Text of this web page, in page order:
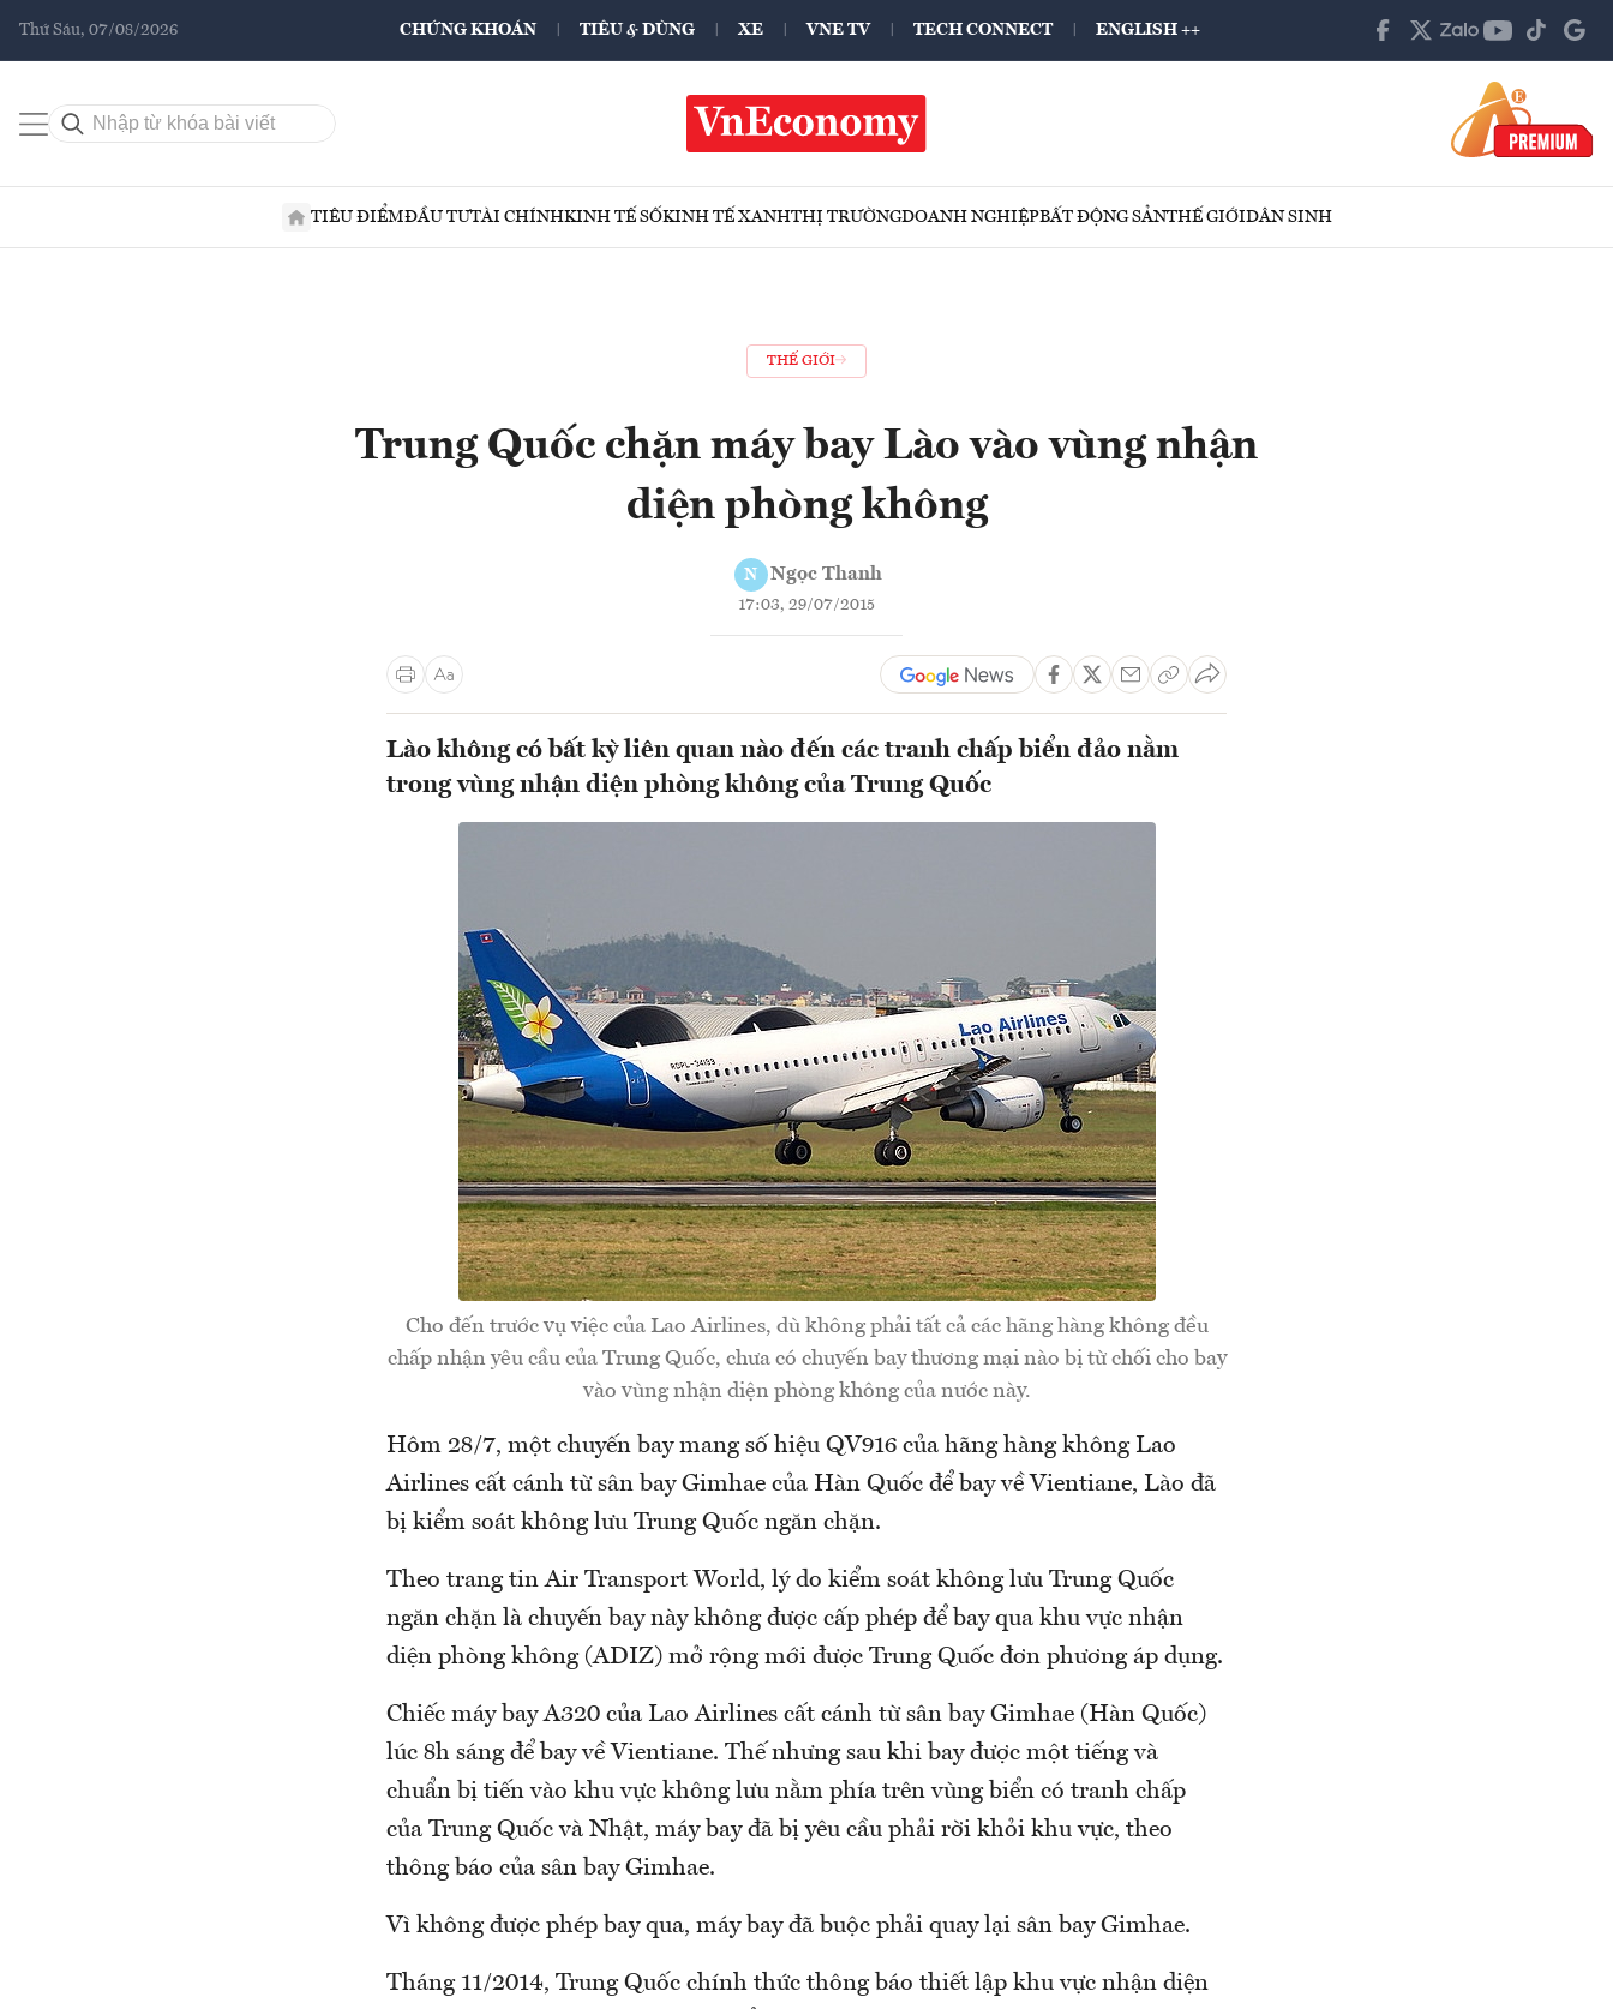
Thứ Sáu, 07/08/2026 CHỨNG KHOÁN TIÊU & DÙNG XE VNE TV TECH CONNECT ENGLISH ++
TIÊU ĐIỂMĐẦU TƯTÀI CHÍNHKINH TẾ SỐKINH TẾ XANHTHỊ TRƯỜNGDOANH NGHIỆPBẤT ĐỘNG SẢNTHẾ GIỚIDÂN SINH
THẾ GIỚI
Trung Quốc chặn máy bay Lào vào vùng nhận
diện phòng không
N Ngọc Thanh
17:03, 29/07/2015
Lào không có bất kỳ liên quan nào đến các tranh chấp biển đảo nằm
trong vùng nhận diện phòng không của Trung Quốc
Cho đến trước vụ việc của Lao Airlines, dù không phải tất cả các hãng hàng không đều
chấp nhận yêu cầu của Trung Quốc, chưa có chuyến bay thương mại nào bị từ chối cho bay
vào vùng nhận diện phòng không của nước này.
Hôm 28/7, một chuyến bay mang số hiệu QV916 của hãng hàng không Lao
Airlines cất cánh từ sân bay Gimhae của Hàn Quốc để bay về Vientiane, Lào đã
bị kiểm soát không lưu Trung Quốc ngăn chặn.
Theo trang tin Air Transport World, lý do kiểm soát không lưu Trung Quốc
ngăn chặn là chuyến bay này không được cấp phép để bay qua khu vực nhận
diện phòng không (ADIZ) mở rộng mới được Trung Quốc đơn phương áp dụng.
Chiếc máy bay A320 của Lao Airlines cất cánh từ sân bay Gimhae (Hàn Quốc)
lúc 8h sáng để bay về Vientiane. Thế nhưng sau khi bay được một tiếng và
chuẩn bị tiến vào khu vực không lưu nằm phía trên vùng biển có tranh chấp
của Trung Quốc và Nhật, máy bay đã bị yêu cầu phải rời khỏi khu vực, theo
thông báo của sân bay Gimhae.
Vì không được phép bay qua, máy bay đã buộc phải quay lại sân bay Gimhae.
Tháng 11/2014, Trung Quốc chính thức thông báo thiết lập khu vực nhận diện